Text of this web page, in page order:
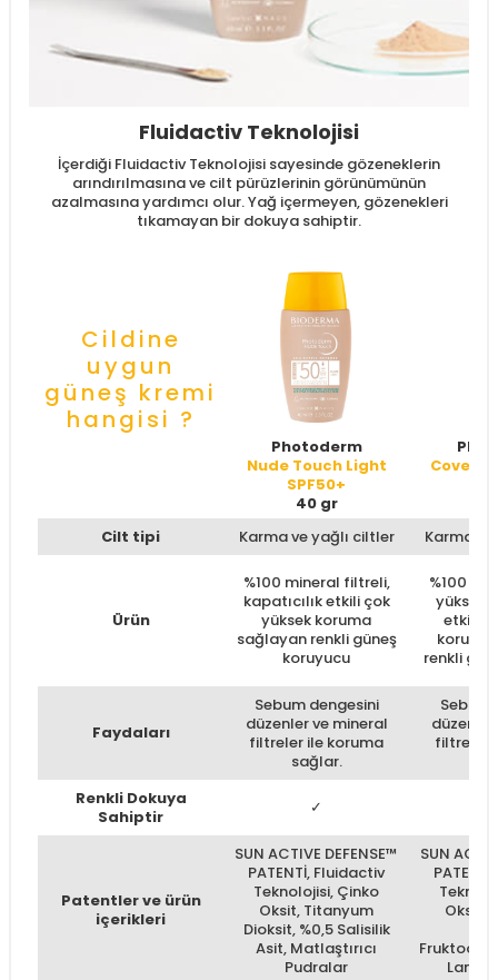
Fluidactiv Teknolojisi
İçerdiği Fluidactiv Teknolojisi sayesinde gözeneklerin
arındırılmasına ve cilt pürüzlerinin görünümünün
azalmasına yardımcı olur. Yağ içermeyen, gözenekleri
tıkamayan bir dokuya sahiptir.
Cildine
uygun
güneş kremi
hangisi ?
Photoderm
Nude Touch Light
SPF50+
40 gr
Cover
Cilt tipi
Karma ve yağlı ciltler Karma
Ürün
%100 mineral filtreli,
kapatıcılık etkili çok
yüksek koruma
sağlayan renkli güneş
koruyucu
%100
yüksek
etkili
renkli
Faydaları
Sebum dengesini
düzenler ve mineral
filtreler ile koruma
sağlar.
Sebum
filtreler
Renkli Dokuya
Sahiptir
✓
Patentler ve ürün
içerikleri
SUN ACTIVE DEFENSE™
PATENTİ, Fluidactiv
Teknolojisi, Çinko
Oksit, Titanyum
Dioksit, %0,5 Salisilik
Asit, Matlaştırıcı
Pudralar
SUN
Oksit,